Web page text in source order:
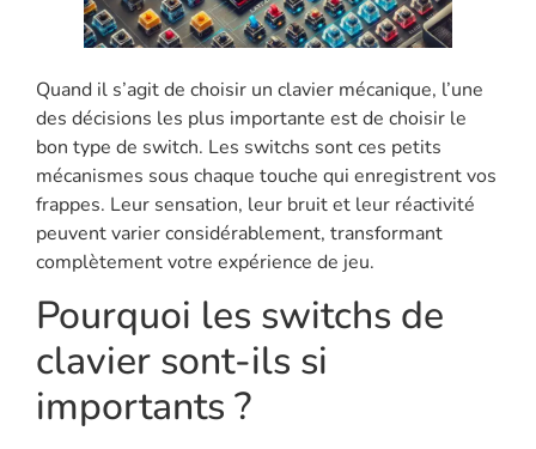
Quand il s’agit de choisir un clavier mécanique, l’une
des décisions les plus importante est de choisir le
bon type de switch. Les switchs sont ces petits
mécanismes sous chaque touche qui enregistrent vos
frappes. Leur sensation, leur bruit et leur réactivité
peuvent varier considérablement, transformant
complètement votre expérience de jeu.
Pourquoi les switchs de
clavier sont-ils si
importants ?